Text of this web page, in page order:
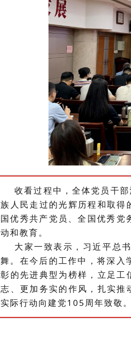
收看过程中，全体党员干
族人民走过的光辉历程和取得
国优秀共产党员、全国优秀党
动和教育。
大家一致表示，习近平总
舞。在今后的工作中，将深入
彰的先进典型为榜样，立足工
志、更加务实的作风，扎实推
实际行动向建党105周年致敬。